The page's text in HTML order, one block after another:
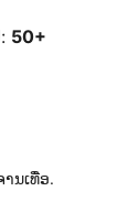
50+
ນເທື່ອ.